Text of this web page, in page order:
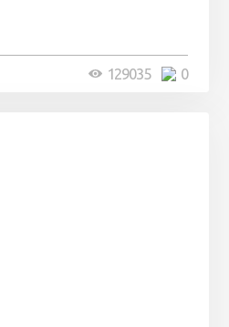
0
129035